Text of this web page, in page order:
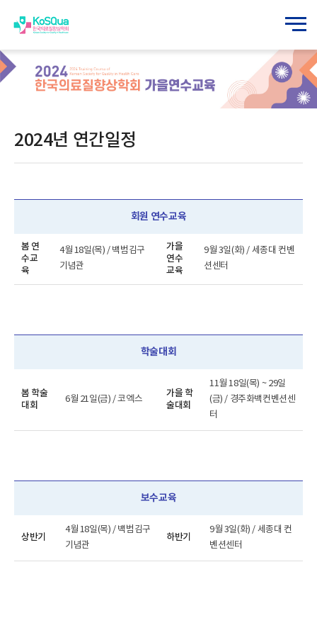
2024년 연간일정
회원 연수교육
봄 연
수교
육
4월 18일(목) / 백범김구
기념관
가을
연수
교육
9월 3일(화) / 세종대 컨벤
션센터
학술대회
봄 학술
대회
6월 21일(금) / 코엑스
가을 학
술대회
11월 18일(목) ~ 29일
(금) / 경주화백컨벤션센
터
보수교육
상반기
4월 18일(목) / 백범김구
기념관
하반기
9월 3일(화) / 세종대 컨
벤션센터